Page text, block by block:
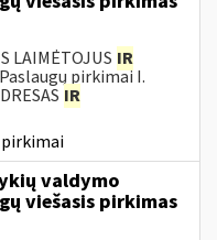
LAIMĖTOJUS IR
pirkimai I.
IR
valdymo
viešasis pirkimas